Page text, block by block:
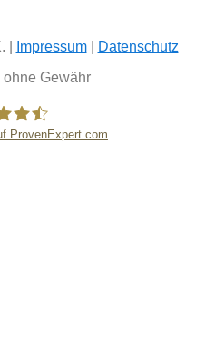
| Impressum|
Datenschutz
Gewähr
ProvenExpert.com